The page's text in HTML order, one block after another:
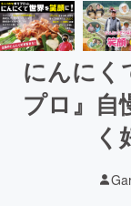
にんにく
プロ』自
く